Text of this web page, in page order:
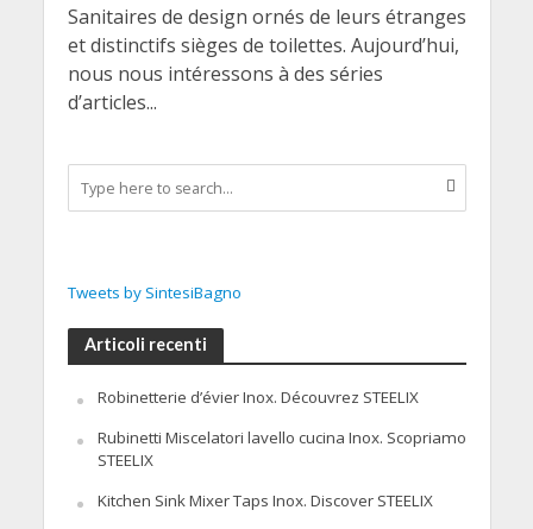
Sanitaires de design ornés de leurs étranges
et distinctifs sièges de toilettes. Aujourd’hui,
nous nous intéressons à des séries
d’articles...
Tweets by SintesiBagno
Articoli recenti
Robinetterie d’évier Inox. Découvrez STEELIX
Rubinetti Miscelatori lavello cucina Inox. Scopriamo
STEELIX
Kitchen Sink Mixer Taps Inox. Discover STEELIX